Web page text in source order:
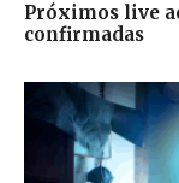
Próximos live
confirmadas